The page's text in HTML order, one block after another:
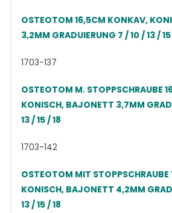
OSTEOTOM 16,5CM KONKAV,
3,2MM GRADUIERUNG 7 / 10 / 13 / 15
1703-137
OSTEOTOM M. STOPPSCHRAUBE
KONISCH, BAJONETT 3,7MM
13 / 15 / 18
1703-142
OSTEOTOM MIT
KONISCH, BAJONETT 4,2MM
13 / 15 / 18